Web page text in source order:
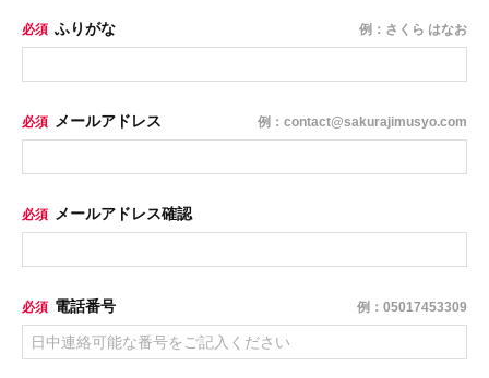
必須 ふりがな 例：さくら はなお
必須 メールアドレス 例：contact@sakurajimusyo.com
必須 メールアドレス確認
必須 電話番号 例：05017453309